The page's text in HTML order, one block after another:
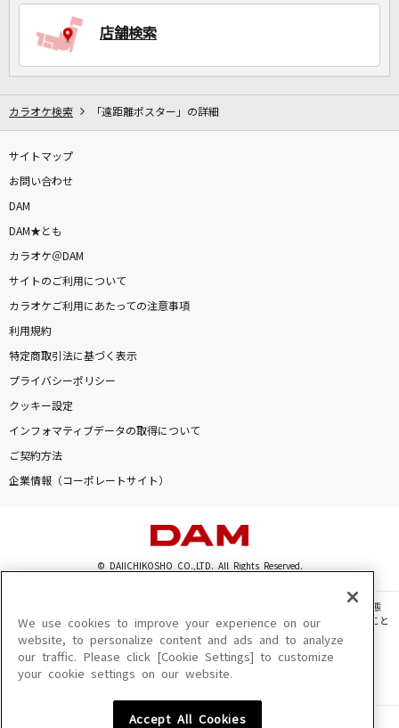
店舗検索
カラオケ検索 「遠距離ポスター」の詳細
サイトマップ
お問い合わせ
DAM
DAM★とも
カラオケ＠DAM
サイトのご利用について
カラオケご利用にあたっての注意事項
利用規約
特定商取引法に基づく表示
プライバシーポリシー
クッキー設定
インフォマティブデータの取得について
ご契約方法
企業情報（コーポレートサイト）
© DAIICHIKOSHO CO.,LTD. All Rights Reserved.
このサイトに掲載されている一切の文章・画像・写真・動画・音声等を、手段や形態
を問わず、著作権法の定める範囲を超えて無断で複製、転載、ファイル化などすること
を禁じます。
楽曲及びコンテンツは、機種によりご利用いただけない場合があります。
楽曲及びコンテンツの配信日、配信内容が変更になる場合があります。
We use cookies to improve your experience on our
website, to personalize content and ads and to analyze
our traffic. Please click [Cookie Settings] to customize
your cookie settings on our website.
Accept All Cookies